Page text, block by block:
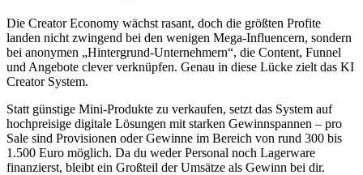
Die Creator Economy wächst rasant, doch die größten Profite
landen nicht zwingend bei den wenigen Mega-Influencern, sondern
bei anonymen „Hintergrund-Unternehmern“, die Content, Funnel
und Angebote clever verknüpfen. Genau in diese Lücke zielt das KI
Creator System.
Statt günstige Mini-Produkte zu verkaufen, setzt das System auf
hochpreisige digitale Lösungen mit starken Gewinnspannen – pro
Sale sind Provisionen oder Gewinne im Bereich von rund 300 bis
1.500 Euro möglich. Da du weder Personal noch Lagerware
finanzierst, bleibt ein Großteil der Umsätze als Gewinn bei dir.